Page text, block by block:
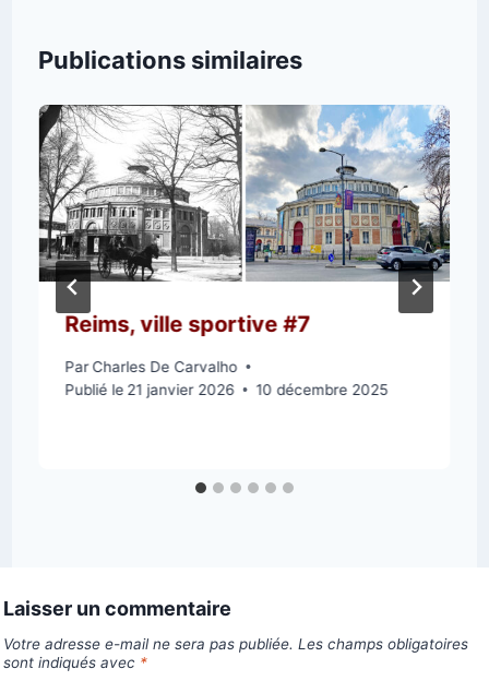
Publications similaires
Reims, ville sportive #7
Par Charles De Carvalho
Publié le 21 janvier 2026 10 décembre 2025
Laisser un commentaire
Votre adresse e-mail ne sera pas publiée. Les champs obligatoires
sont indiqués avec *